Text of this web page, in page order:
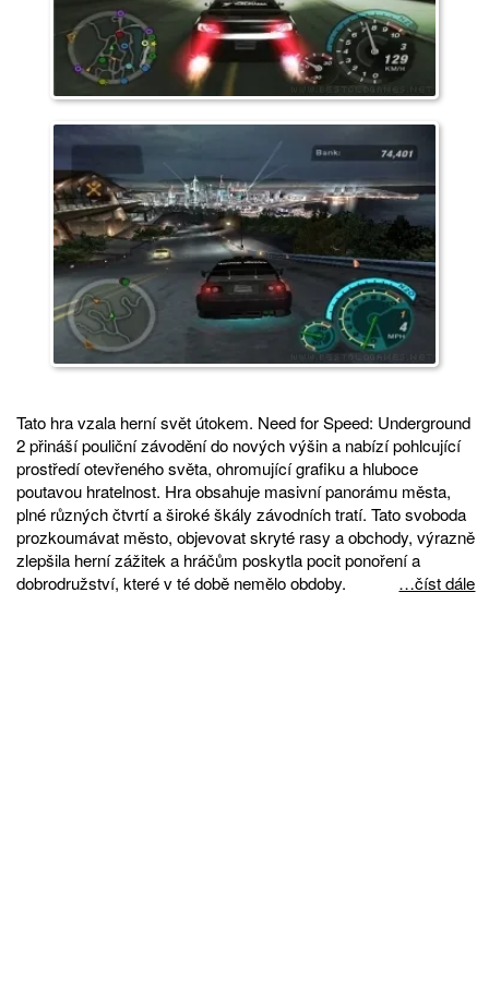
Tato hra vzala herní svět útokem. Need for Speed: Underground
2 přináší pouliční závodění do nových výšin a nabízí pohlcující
prostředí otevřeného světa, ohromující grafiku a hluboce
poutavou hratelnost. Hra obsahuje masivní panorámu města,
plné různých čtvrtí a široké škály závodních tratí. Tato svoboda
prozkoumávat město, objevovat skryté rasy a obchody, výrazně
zlepšila herní zážitek a hráčům poskytla pocit ponoření a
dobrodružství, které v té době nemělo obdoby.
…číst dále